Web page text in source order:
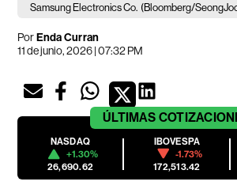
Samsung Electronics Co. (Bloomberg/
PorEnda Curran
11 de junio, 2026 | 07:32 PM
ÚLTIMAS
NASDAQ
+1.30%
26,690.62
IBOVESPA
-1.73%
172,513.42